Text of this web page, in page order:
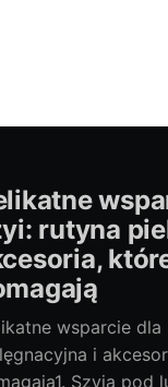
rutyna
wsparcie
i
Szyja pod